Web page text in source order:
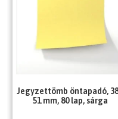
Jegyzettömb öntapadó,
51 mm, 80 lap, sárga